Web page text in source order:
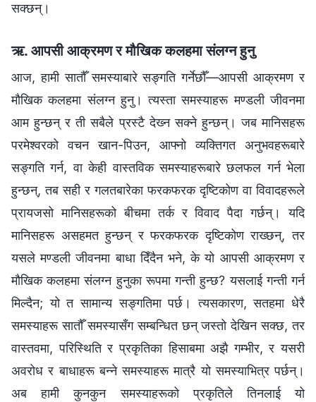
सक्छन्।
ऋ. आपसी आक्रमण र मौखिक कलहमा संलग्‍न हुनु
आज, हामी सातौँ समस्याबारे सङ्गति गर्नेछौँ—आपसी आक्रमण र
मौखिक कलहमा संलग्‍न हुनु। त्यस्ता समस्याहरू मण्डली जीवनमा
आम हुन्छन् र ती सबैले प्रस्टै देख्‍न सक्‍ने हुन्छन्। जब मानिसहरू
परमेश्‍वरको वचन खान-पिउन, आफ्नो व्यक्तिगत अनुभवहरूबारे
सङ्गति गर्न, वा केही वास्तविक समस्याहरूबारे छलफल गर्न भेला
हुन्छन्, तब सही र गलतबारेका फरकफरक दृष्टिकोण वा विवादहरूले
प्रायजसो मानिसहरूको बीचमा तर्क र विवाद पैदा गर्छन्। यदि
मानिसहरू असहमत हुन्छन् र फरकफरक दृष्टिकोण राख्छन्, तर
यसले मण्डली जीवनमा बाधा दिँदैन भने, के यो आपसी आक्रमण र
मौखिक कलहमा संलग्‍न हुनुका रूपमा गन्ती हुन्छ? यसलाई गन्ती गर्न
मिल्दैन; यो त सामान्य सङ्गतिमा पर्छ। त्यसकारण, सतहमा धेरै
समस्याहरू सातौँ समस्यासँग सम्बन्धित छन् जस्तो देखिन सक्छ, तर
वास्तवमा, परिस्थिति र प्रकृतिका हिसाबमा अझै गम्भीर, र यसरी
अवरोध र बाधाहरू बन्‍ने समस्याहरू मात्रै यो समस्याभित्र पर्छन्।
अब हामी कुनकुन समस्याहरूको प्रकृतिले तिनलाई यो